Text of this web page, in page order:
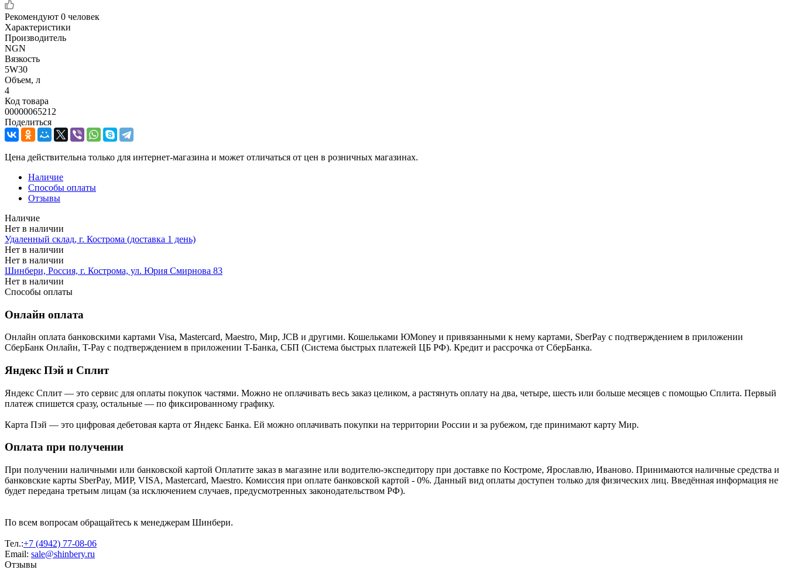
Рекомендуют 0 человек
Характеристики
Производитель
NGN
Вязкость
5W30
Объем, л
4
Код товара
00000065212
Поделиться
Цена действительна только для интернет-магазина и может отличаться от цен в розничных магазинах.
Наличие
Способы оплаты
Отзывы
Наличие
Нет в наличии
Удаленный склад, г. Кострома (доставка 1 день)
Нет в наличии
Нет в наличии
Шинбери, Россия, г. Кострома, ул. Юрия Смирнова 83
Нет в наличии
Способы оплаты
Онлайн оплата
Онлайн оплата банковскими картами Visa, Mastercard, Maestro, Мир, JCB и другими. Кошельками ЮMoney и привязанными к нему картами, SberPay с подтверждением в приложении
СберБанк Онлайн, T-Pay с подтверждением в приложении T-Банка, СБП (Система быстрых платежей ЦБ РФ). Кредит и рассрочка от СберБанка.
Яндекс Пэй и Сплит
Яндекс Cплит — это сервис для оплаты покупок частями. Можно не оплачивать весь заказ целиком, а растянуть оплату на два, четыре, шесть или больше месяцев с помощью Сплита. Первый
платеж спишется сразу, остальные — по фиксированному графику.
Карта Пэй — это цифровая дебетовая карта от Яндекс Банка. Ей можно оплачивать покупки на территории России и за рубежом, где принимают карту Мир.
Оплата при получении
При получении наличными или банковской картой Оплатите заказ в магазине или водителю-экспедитору при доставке по Костроме, Ярославлю, Иваново. Принимаются наличные средства и
банковские карты SberPay, МИР, VISA, Mastercard, Maestro. Комиссия при оплате банковской картой - 0%. Данный вид оплаты доступен только для физических лиц. Введённая информация не
будет передана третьим лицам (за исключением случаев, предусмотренных законодательством РФ).
По всем вопросам обращайтесь к менеджерам Шинбери.
Тел.:+7 (4942) 77-08-06
Email: sale@shinbery.ru
Отзывы